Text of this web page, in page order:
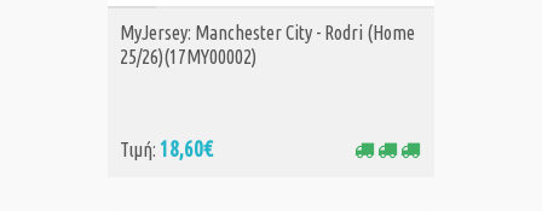
ΑΓΟΡΑ
MyJersey: Manchester City - Rodri (Home
25/26)(17MY00002)
Τιμή: 18,60€